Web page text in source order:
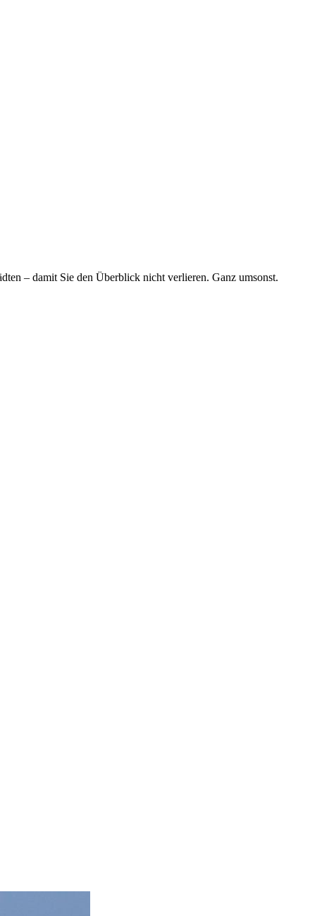
– damit Sie den Überblick nicht verlieren. Ganz umsonst.